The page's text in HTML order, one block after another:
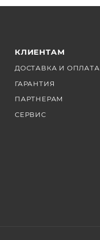
КЛИЕНТАМ
ДОСТАВКА И ОПЛАТА
ГАРАНТИЯ
ПАРТНЕРАМ
СЕРВИС